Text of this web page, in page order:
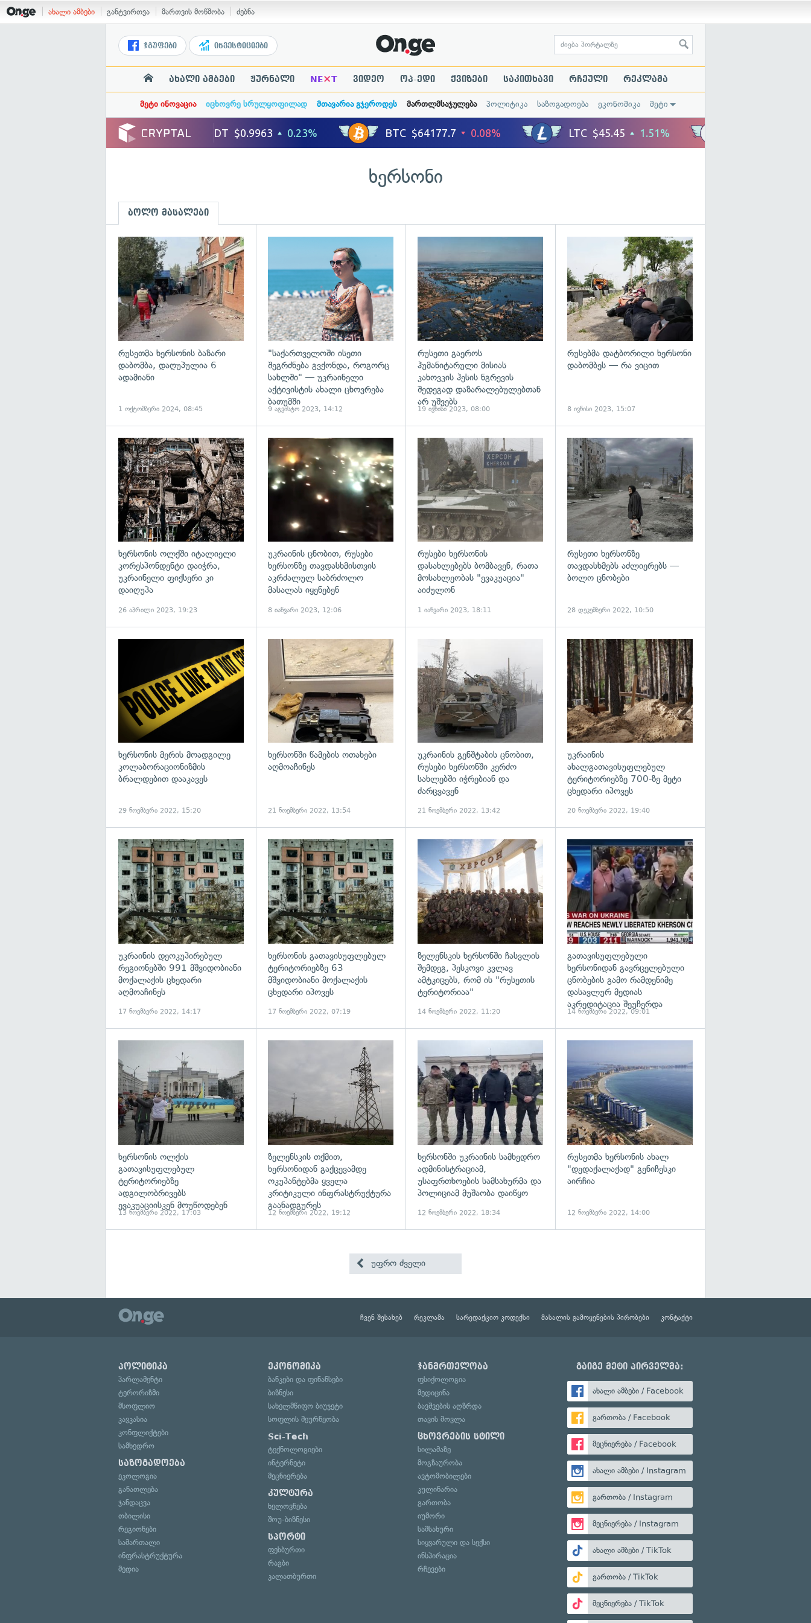
ახალი ამბები განტვირთვა მართვის მოწმობა ძებნა
ჯგუფები ინვესტიციები
ახალი ამბები ჟურნალი NE×T ვიდეო ოპ-ედი ქვიზები საკითხავი რჩეული რეკლამა
მეტი ინოვაცია იცხოვრე სრულყოფილად მთავარია გჯეროდეს მართლმსაჯულება პოლიტიკა საზოგადოება ეკონომიკა მეტი
ხერსონი
ბოლო მასალები
რუსეთმა ხერსონის ბაზარი
დაბომბა, დაღუპულია 6
ადამიანი
1 ოქტომბერი 2024, 08:45
"საქართველოში ისეთი
შეგრძნება გვქონდა, როგორც
სახლში" — უკრაინელი
აქტივისტის ახალი ცხოვრება
ბათუმში
9 აგვისტო 2023, 14:12
რუსეთი გაეროს
ჰუმანიტარული მისიას
კახოვკის ჰესის ნგრევის
შედეგად დაზარალებულებთან
არ უშვებს
19 ივნისი 2023, 08:00
რუსებმა დატბორილი ხერსონი
დაბომბეს — რა ვიცით
8 ივნისი 2023, 15:07
გადახედვა
ხერსონის ოლქში იტალიელი
კორესპონდენტი დაიჭრა,
უკრაინელი ფიქსერი კი
დაიღუპა
26 აპრილი 2023, 19:23
გადახედვა
უკრაინის ცნობით, რუსები
ხერსონზე თავდასხმისთვის
აკრძალულ საბრძოლო
მასალას იყენებენ
8 იანვარი 2023, 12:06
გადახედვა
რუსები ხერსონის
დასახლებებს ბომბავენ, რათა
მოსახლეობას "ევაკუაცია"
აიძულონ
1 იანვარი 2023, 18:11
რუსეთი ხერსონზე
თავდასხმებს აძლიერებს —
ბოლო ცნობები
28 დეკემბერი 2022, 10:50
გადახედვა
ხერსონის მერის მოადგილე
კოლაბორაციონიზმის
ბრალდებით დააკავეს
29 ნოემბერი 2022, 15:20
გადახედვა
ხერსონში წამების ოთახები
აღმოაჩინეს
21 ნოემბერი 2022, 13:54
გადახედვა
უკრაინის გენშტაბის ცნობით,
რუსები ხერსონში კერძო
სახლებში იჭრებიან და
ძარცვავენ
21 ნოემბერი 2022, 13:42
უკრაინის
ახალგათავისუფლებულ
ტერიტორიებზე 700-ზე მეტი
ცხედარი იპოვეს
20 ნოემბერი 2022, 19:40
გადახედვა
უკრაინის დეოკუპირებულ
რეგიონებში 991 მშვიდობიანი
მოქალაქის ცხედარი
აღმოაჩინეს
17 ნოემბერი 2022, 14:17
ხერსონის გათავისუფლებულ
ტერიტორიებზე 63
მშვიდობიანი მოქალაქის
ცხედარი იპოვეს
17 ნოემბერი 2022, 07:19
გადახედვა
ზელენსკის ხერსონში ჩასვლის
შემდეგ, პესკოვი კვლავ
ამტკიცებს, რომ ის "რუსეთის
ტერიტორიაა"
14 ნოემბერი 2022, 11:20
გათავისუფლებული
ხერსონიდან გავრცელებული
ცნობების გამო რამდენიმე
დასავლურ მედიას
აკრედიტაცია შეუჩერდა
14 ნოემბერი 2022, 09:01
ხერსონის ოლქის
გათავისუფლებულ
ტერიტორიებზე
ადგილობრივებს
ევაკუაციისკენ მოუწოდებენ
13 ნოემბერი 2022, 17:03
ზელენსკის თქმით,
ხერსონიდან გაქცევამდე
ოკუპანტებმა ყველა
კრიტიკული ინფრასტრუქტურა
გაანადგურეს
12 ნოემბერი 2022, 19:12
ხერსონში უკრაინის სამხედრო
ადმინისტრაციამ,
უსაფრთხოების სამსახურმა და
პოლიციამ მუშაობა დაიწყო
12 ნოემბერი 2022, 18:34
რუსეთმა ხერსონის ახალ
"დედაქალაქად" გენიჩესკი
აირჩია
12 ნოემბერი 2022, 14:00
უფრო ძველი
ჩვენ შესახებ რეკლამა სარედაქციო კოდექსი მასალის გამოყენების პირობები კონტაქტი
პოლიტიკა
პარლამენტი
ტერორიზმი
მსოფლიო
კავკასია
კონფლიქტები
სამხედრო
საზოგადოება
ეკოლოგია
განათლება
ჯანდაცვა
თბილისი
რეგიონები
სამართალი
ინფრასტრუქტურა
მედია
ეკონომიკა
ბანკები და ფინანსები
ბიზნესი
სახელმწიფო ბიუჯეტი
სოფლის მეურნეობა
Sci-Tech
ტექნოლოგიები
ინტერნეტი
მეცნიერება
კულტურა
ხელოვნება
შოუ-ბიზნესი
სპორტი
ფეხბურთი
რაგბი
კალათბურთი
ჯანმრთელობა
ფსიქოლოგია
მედიცინა
ბავშვების აღზრდა
თავის მოვლა
ცხოვრების სტილი
სილამაზე
მოგზაურობა
ავტომობილები
კულინარია
გართობა
იუმორი
სამსახური
სიყვარული და სექსი
ინსპირაცია
რჩევები
გაიგე მეტი პირველმა:
ახალი ამბები / Facebook
გართობა / Facebook
მეცნიერება / Facebook
ახალი ამბები / Instagram
გართობა / Instagram
მეცნიერება / Instagram
ახალი ამბები / TikTok
გართობა / TikTok
მეცნიერება / TikTok